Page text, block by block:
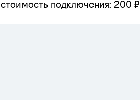
стоимость подключения: 200 ₽